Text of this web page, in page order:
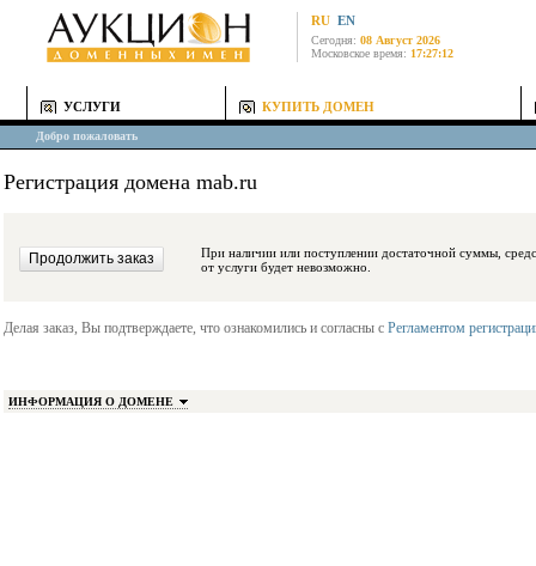
RU EN
Сегодня: 08 Август 2026
Московское время: 17:27:12
УСЛУГИ КУПИТЬ ДОМЕН
Добро пожаловать
Регистрация домена mab.ru
При наличии или поступлении достаточной суммы, средства будут
от услуги будет невозможно.
Делая заказ, Вы подтверждаете, что ознакомились и согласны с Регламентом
ИНФОРМАЦИЯ О ДОМЕНЕ